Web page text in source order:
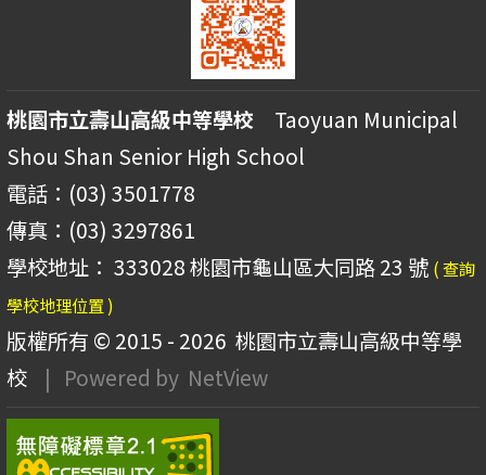
桃園市立壽山高級中等學校 Taoyuan Municipal
Shou Shan Senior High School
電話：(03) 3501778
傳真：(03) 3297861
學校地址： 333028 桃園市龜山區大同路 23 號 ( 查詢
學校地理位置 )
版權所有 © 2015 - 2026 桃園市立壽山高級中等學
校
| Powered by NetView